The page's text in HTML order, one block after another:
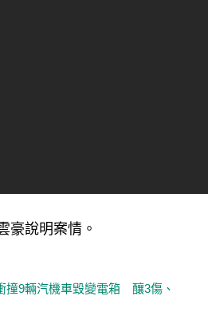
豪說明案情。
撞9輛汽機車毀變電箱 釀3傷、